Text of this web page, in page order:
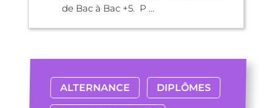
de Bac à Bac +5. P ...
ALTERNANCE DIPLÔMES